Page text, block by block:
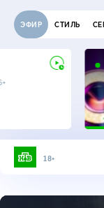
ЭФИР СТИЛЬ
18+